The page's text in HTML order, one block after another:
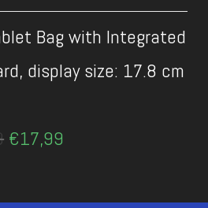
€13,99.
€8,99.
Bag with Integrated
display size: 17.8 cm
Oorspronkelijke
€17,99